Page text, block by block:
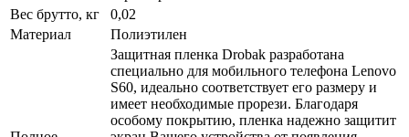
Вес брутто, кг
0,02
Материал
Полиэтилен
Защитная пленка Drobak разработана
специально для мобильного телефона Lenovo
S60, идеально соответствует его размеру и
имеет необходимые прорези. Благодаря
особому покрытию, пленка надежно защитит